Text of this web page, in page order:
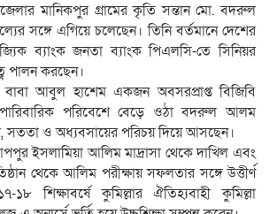
মানিকপুর গ্রামের কৃতি সন্তান মো. বদরুল
সঙ্গে এগিয়ে চলেছেন। তিনি বর্তমানে দেশের
ব্যাংক জনতা ব্যাংক পিএলসি-তে সিনিয়র
পালন করছেন।
আবুল হাশেম একজন অবসরপ্রাপ্ত বিজিবি
পারিবারিক পরিবেশে বেড়ে ওঠা বদরুল আলম
সততা ও অধ্যবসায়ের পরিচয় দিয়ে আসছেন।
ইসলামিয়া আলিম মাদ্রাসা থেকে দাখিল এবং
থেকে আলিম পরীক্ষায় সফলতার সঙ্গে উত্তীর্ণ
শিক্ষাবর্ষে কুমিল্লার ঐতিহ্যবাহী কুমিল্লা